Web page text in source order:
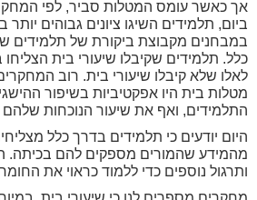
ביום, תלמידים השיגו ציונים גבוהים יותר
במבחנים מקבוצת ביקורת של תלמידים
לאלו שלא קיבלו שיעורי בית. רוב
מטלות בית היו אפקטיביות בשיפור
התלמידים, ואף את שיעור הנוכחות
מהמידע שהמורים מספקים להם בכיתה.
ותרגול נוספים כדי ללמוד כראוי את